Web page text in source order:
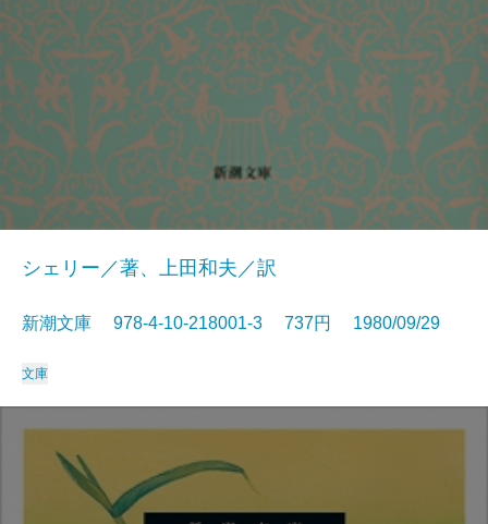
シェリー／著、上田和夫／訳
新潮文庫 978-4-10-218001-3 737円 1980/09/29
文庫